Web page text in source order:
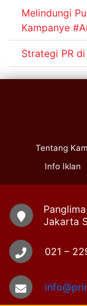
Melindungi
Kampanye
Strategi PR
Tentang
Info Iklan
Jakarta
021 –